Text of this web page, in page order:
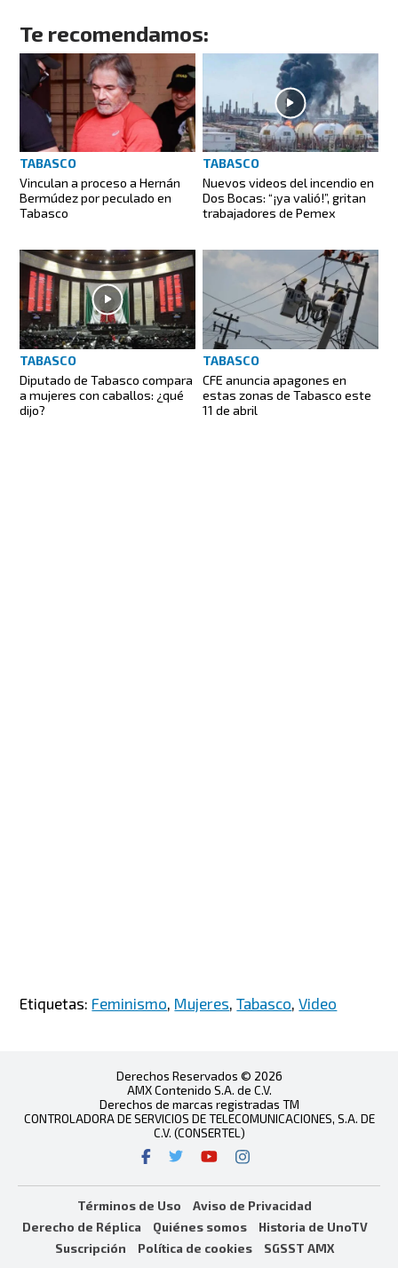
Te recomendamos:
TABASCO
Vinculan a proceso a Hernán
Bermúdez por peculado en
Tabasco
TABASCO
Nuevos videos del incendio en
Dos Bocas: “¡ya valió!”, gritan
trabajadores de Pemex
TABASCO
Diputado de Tabasco compara
a mujeres con caballos: ¿qué
dijo?
TABASCO
CFE anuncia apagones en
estas zonas de Tabasco este
11 de abril
Etiquetas: Feminismo Mujeres ,Tabasco ,Video
Derechos Reservados © 2026
AMX Contenido S.A. de C.V.
Derechos de marcas registradas TM
CONTROLADORA DE SERVICIOS DE TELECOMUNICACIONES, S.A. DE
C.V. (CONSERTEL)
Términos de Uso
Aviso de Privacidad
Derecho de Réplica
Quiénes somos
Historia de UnoTV
Suscripción
Política de cookies SGSST AMX